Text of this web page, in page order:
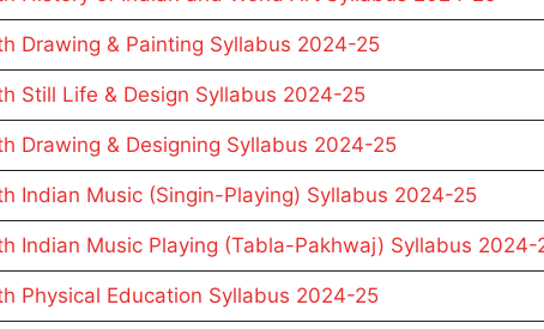
Drawing & Painting Syllabus 2024-25
Still Life & Design Syllabus 2024-25
Drawing & Designing Syllabus 2024-25
Indian Music (Singin-Playing) Syllabus 2024-25
Indian Music Playing (Tabla-Pakhwaj) Syllabus 2024-
Physical Education Syllabus 2024-25